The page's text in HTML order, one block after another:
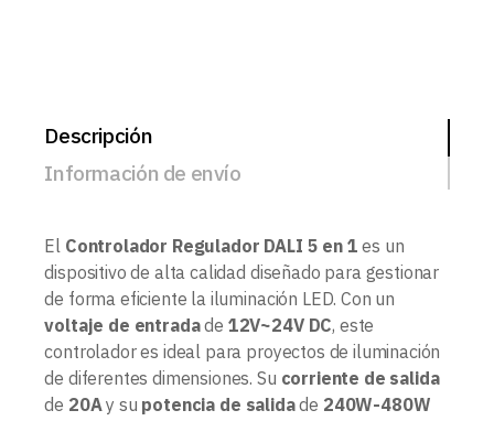
Descripción
Información de envío
El Controlador Regulador DALI 5 en 1 es un
dispositivo de alta calidad diseñado para gestionar
de forma eficiente la iluminación LED. Con un
voltaje de entradade 12V~24V DC, este
controlador es ideal para proyectos de iluminación
de diferentes dimensiones. Su corriente de salida
de 20Ay su potencia de salidade 240W-480W